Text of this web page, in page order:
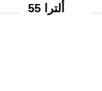
ألترا 55